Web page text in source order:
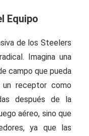
Equipo
de los Steelers
Imagina una
campo que pueda
receptor como
después de la
aéreo, sino que
ya que las